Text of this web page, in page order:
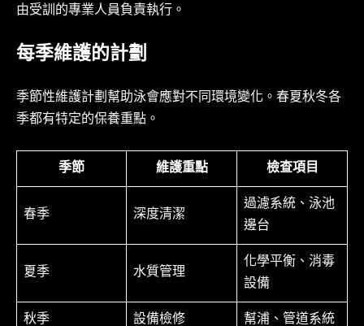
由受訓的專業人員負責執行。
每季維護的計劃
季節性維護計劃幫助泳會應對不同環境變化。春夏秋冬各
季都有特定的保養重點。
季節 維護重點 檢查項目
春季 深度清潔
過濾系統、泳池
邊台
夏季 水質管理
化學平衡、消毒
設備
秋季
設備檢修 幫浦、管道系統